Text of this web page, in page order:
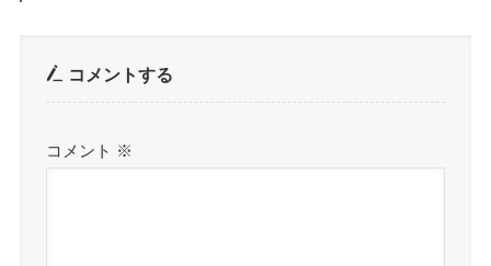
コメントする
コメント ※